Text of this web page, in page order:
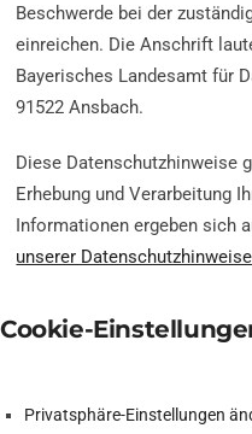
Beschwerde bei der
einreichen. Die Anschrift
Bayerisches Landesamt für
91522 Ansbach.
Diese Datenschutzhinweise
Erhebung und Verarbeitung
Informationen ergeben sich
unserer Datenschutzhinweise
Cookie-
Privatsphäre-Einstellungen